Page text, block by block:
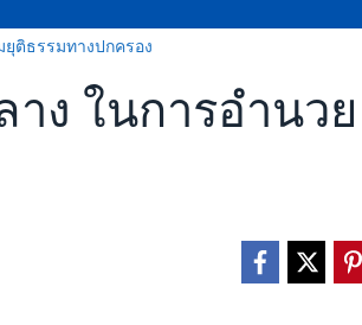
ติธรรมทางปกครอง
ง ในการอำนวย